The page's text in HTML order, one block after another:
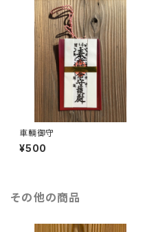
車輌御守
¥500
その他の商品